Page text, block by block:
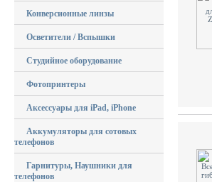
Конверсионные линзы
Осветители / Вспышки
Студийное оборудование
Фотопринтеры
Аксессуары для iPad, iPhone
Аккумуляторы для сотовых
телефонов
Гарнитуры, Наушники для
телефонов